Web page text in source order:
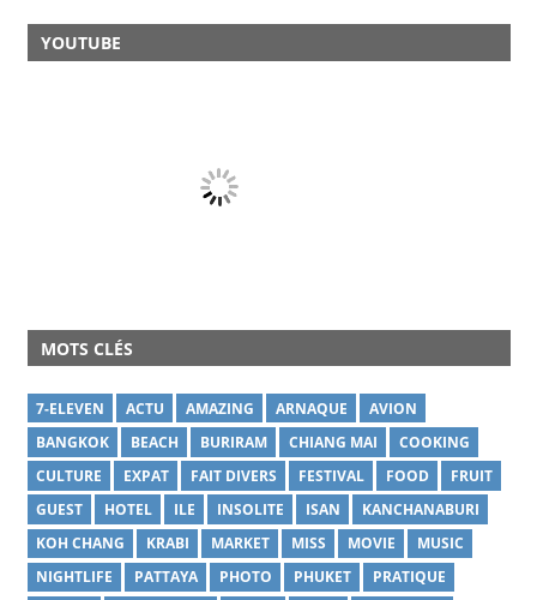
YOUTUBE
MOTS CLÉS
7-ELEVEN ACTU AMAZING ARNAQUE
AVION
BANGKOK
BEACH BURIRAM CHIANG MAI
COOKING
CULTURE
EXPAT FAIT DIVERS FESTIVAL FOOD
FRUIT
GUEST
HOTEL ILE INSOLITE ISAN
KANCHANABURI
KOH CHANG
KRABI MARKET MISS MOVIE
MUSIC
NIGHTLIFE
PATTAYA PHOTO PHUKET
PRATIQUE